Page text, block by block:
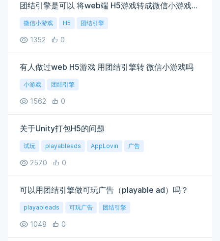
团结引擎是可以 将web端 H5游戏转成微信小游戏是吗？
微信小游戏 H5 团结引擎
1352 0
有人做过web H5游戏 用团结引擎转 微信小游戏吗
小游戏 团结引擎
1562 0
关于Unity打包H5的问题
试玩 playableads AppLovin 广告
2570 0
可以用团结引擎做可玩广告（playable ad）吗？
playableads 可玩广告 团结引擎
1048 0